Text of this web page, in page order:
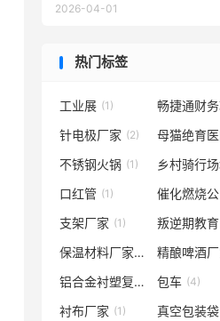
2026-04-01
热门标签
工业展 (1)
针电极厂家 (2)
不锈钢火锅 (1)
口红管 (1)
支架厂家 (1) 叛逆期教育
保温材料厂家
(2)
铝合金衬塑复合管 (11)
包车 (4)
衬布厂家 (1) 真空包装袋